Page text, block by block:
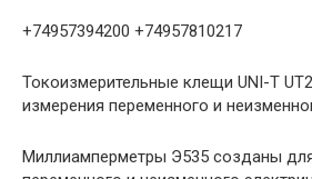
+74957394200 +74957810217
Токоизмерительные клещи UNI-T
измерения переменного и
Миллиамперметры Э535 созданы